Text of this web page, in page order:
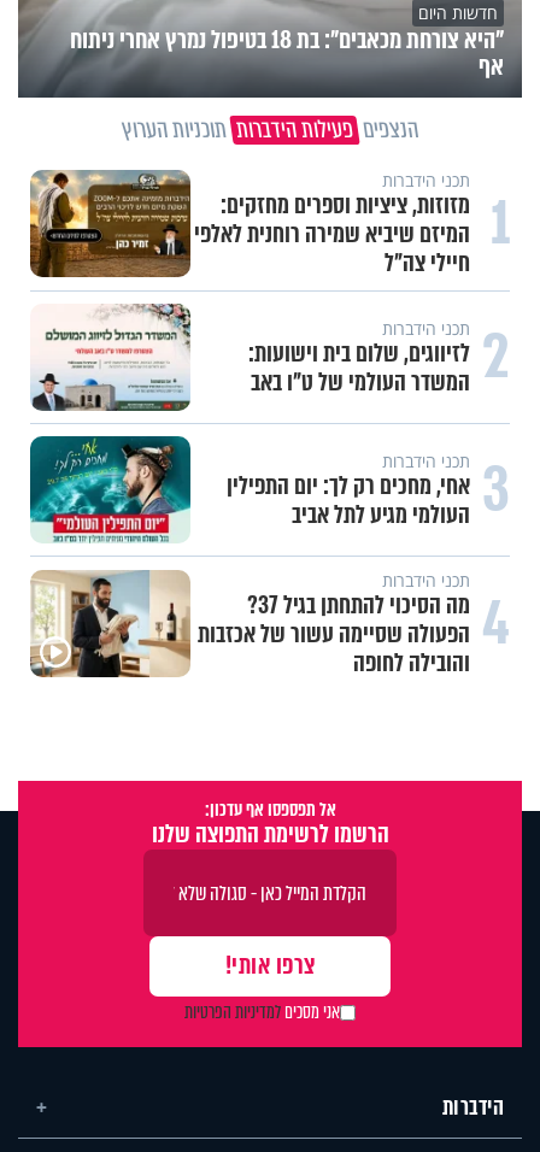
חדשות היום
"היא צורחת מכאבים": בת 18 בטיפול נמרץ אחרי ניתוח
אף
הנצפים פעילות הידברות תוכניות הערוץ
1 תכני הידברות
מזוזות, ציציות וספרים מחזקים:
המיזם שיביא שמירה רוחנית לאלפי
חיילי צה"ל
2 תכני הידברות
לזיווגים, שלום בית וישועות:
המשדר העולמי של ט"ו באב
3 תכני הידברות
אחי, מחכים רק לך: יום התפילין
העולמי מגיע לתל אביב
4 תכני הידברות
מה הסיכוי להתחתן בגיל 37?
הפעולה שסיימה עשור של אכזבות
והובילה לחופה
אל תפספסו אף עדכון:
הרשמו לרשימת התפוצה שלנו
אני מסכיםלמדיניות הפרטיות
הידברות